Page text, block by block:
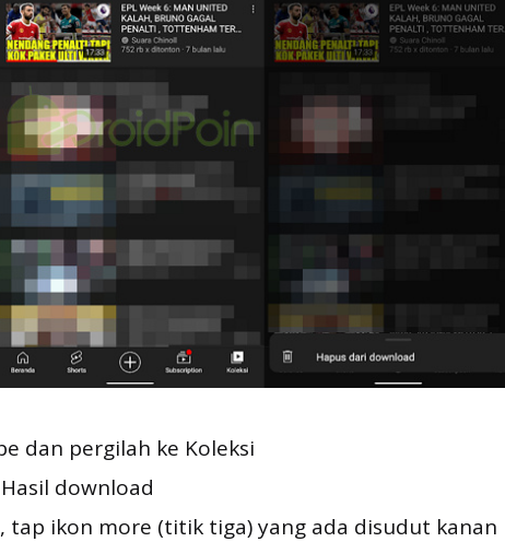
dan pergilah ke Koleksi
download
tap ikon more (titik tiga) yang ada disudut kanan